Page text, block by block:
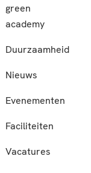
green
academy
Duurzaamheid
Nieuws
Evenementen
Faciliteiten
Vacatures